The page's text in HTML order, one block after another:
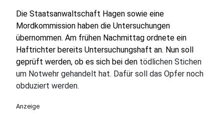
Die Staatsanwaltschaft Hagen sowie eine
Mordkommission haben die Untersuchungen
übernommen. Am frühen Nachmittag ordnete ein
Haftrichter bereits Untersuchungshaft an. Nun soll
geprüft werden, ob es sich bei den tödlichen Stichen
um Notwehr gehandelt hat. Dafür soll das Opfer noch
obduziert werden.
Anzeige